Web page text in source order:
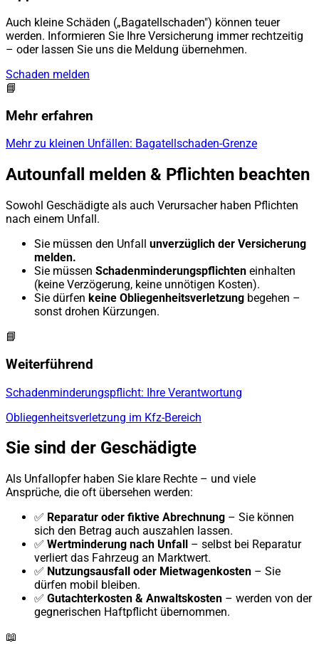
Auch kleine Schäden („Bagatellschaden") können teuer
werden. Informieren Sie Ihre Versicherung immer rechtzeitig
– oder lassen Sie uns die Meldung übernehmen.
Schaden melden
📘
Mehr erfahren
Mehr zu kleinen Unfällen: Bagatellschaden-Grenze
Autounfall melden & Pflichten beachten
Sowohl Geschädigte als auch Verursacher haben Pflichten
nach einem Unfall.
Sie müssen den Unfall unverzüglich der Versicherung
melden.
Sie müssen Schadenminderungspflichten einhalten
(keine Verzögerung, keine unnötigen Kosten).
Sie dürfen keine Obliegenheitsverletzung begehen –
sonst drohen Kürzungen.
📘
Weiterführend
Schadenminderungspflicht: Ihre Verantwortung
Obliegenheitsverletzung im Kfz-Bereich
Sie sind der Geschädigte
Als Unfallopfer haben Sie klare Rechte – und viele
Ansprüche, die oft übersehen werden:
✅ Reparatur oder fiktive Abrechnung – Sie können
sich den Betrag auch auszahlen lassen.
✅ Wertminderung nach Unfall
– selbst bei Reparatur
verliert das Fahrzeug an Marktwert.
✅ Nutzungsausfall oder Mietwagenkosten – Sie
dürfen mobil bleiben.
✅ Gutachterkosten & Anwaltskosten – werden von der
gegnerischen Haftpflicht übernommen.
📖